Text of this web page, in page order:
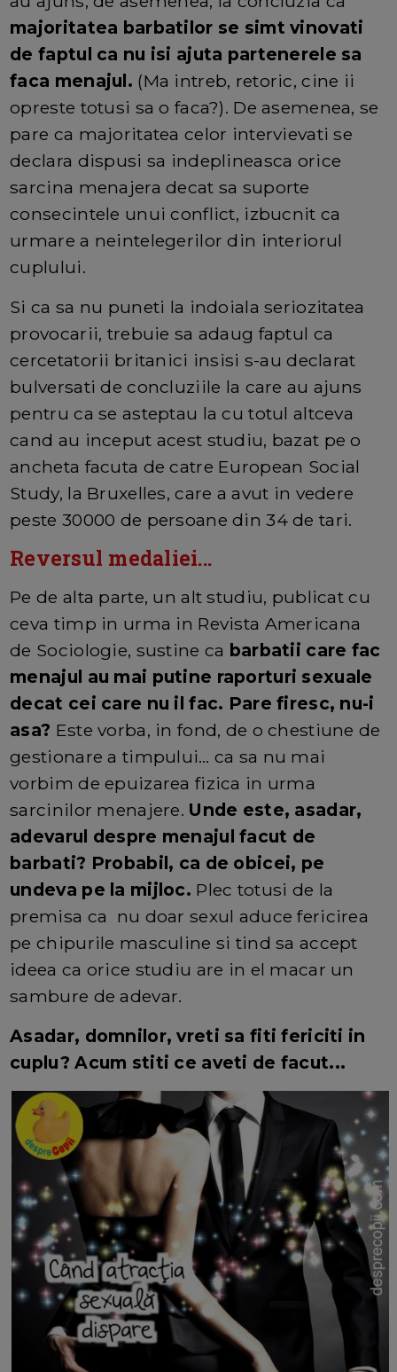
majoritatea barbatilor se simt vinovati
de faptul ca nu isi ajuta partenerele sa
faca menajul. (Ma intreb, retoric, cine ii
opreste totusi sa o faca?). De asemenea, se
pare ca majoritatea celor intervievati se
declara dispusi sa indeplineasca orice
sarcina menajera decat sa suporte
consecintele unui conflict, izbucnit ca
urmare a neintelegerilor din interiorul
cuplului.
Si ca sa nu puneti la indoiala seriozitatea
provocarii, trebuie sa adaug faptul ca
cercetatorii britanici insisi s-au declarat
bulversati de concluziile la care au ajuns
pentru ca se asteptau la cu totul altceva
cand au inceput acest studiu, bazat pe o
ancheta facuta de catre European Social
Study, la Bruxelles, care a avut in vedere
peste 30000 de persoane din 34 de tari.
Reversul medaliei...
Pe de alta parte, un alt studiu, publicat cu
ceva timp in urma in Revista Americana
de Sociologie, sustine ca barbatii care fac
menajul au mai putine raporturi sexuale
decat cei care nu il fac. Pare firesc, nu-i
asa? Este vorba, in fond, de o chestiune de
gestionare a timpului… ca sa nu mai
vorbim de epuizarea fizica in urma
sarcinilor menajere. Unde este, asadar,
adevarul despre menajul facut de
barbati? Probabil, ca de obicei, pe
undeva pe la mijloc. Plec totusi de la
premisa ca nu doar sexul aduce fericirea
pe chipurile masculine si tind sa accept
ideea ca orice studiu are in el macar un
sambure de adevar.
Asadar, domnilor, vreti sa fiti fericiti in
cuplu? Acum stiti ce aveti de facut...